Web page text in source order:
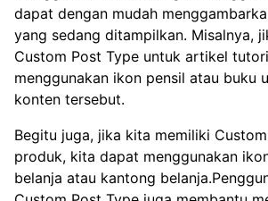
dapat dengan mudah
yang sedang ditampilkan. Misalnya,
Custom Post Type untuk artikel
menggunakan ikon pensil atau buku
konten tersebut.
Begitu juga, jika kita memiliki
produk, kita dapat menggunakan
belanja atau kantong